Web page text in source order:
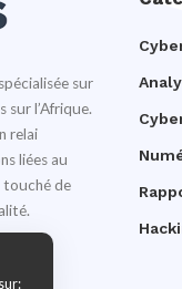
sur
sur l’Afrique.
relai
liées au
touché de